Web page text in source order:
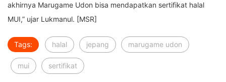
akhirnya Marugame Udon bisa mendapatkan sertifikat halal
MUI,” ujar Lukmanul. [MSR]
Tags: halal jepang marugame udon
mui sertifikat